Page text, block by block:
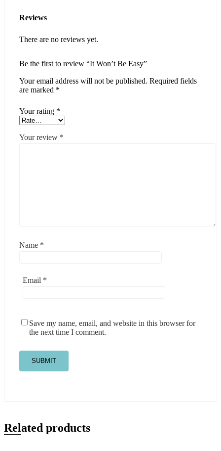
Reviews
There are no reviews yet.
Be the first to review “It Won’t Be Easy”
Your email address will not be published. Required fields
are marked *
Your rating *
Your review *
Name *
Email *
Save my name, email, and website in this browser for
the next time I comment.
Related products